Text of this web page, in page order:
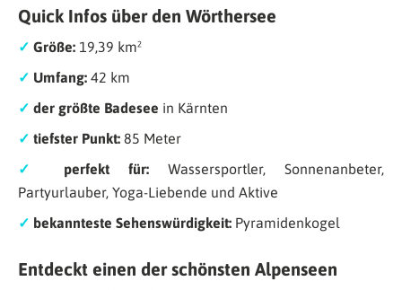
Quick Infos über den Wörthersee
✓ Größe: 19,39 km²
✓ Umfang: 42 km
✓ der größte Badesee in Kärnten
✓ tiefster Punkt: 85 Meter
✓ perfekt für: Wassersportler, Sonnenanbeter,
Partyurlauber, Yoga-Liebende und Aktive
✓ bekannteste Sehenswürdigkeit: Pyramidenkogel
Entdeckt einen der schönsten Alpenseen